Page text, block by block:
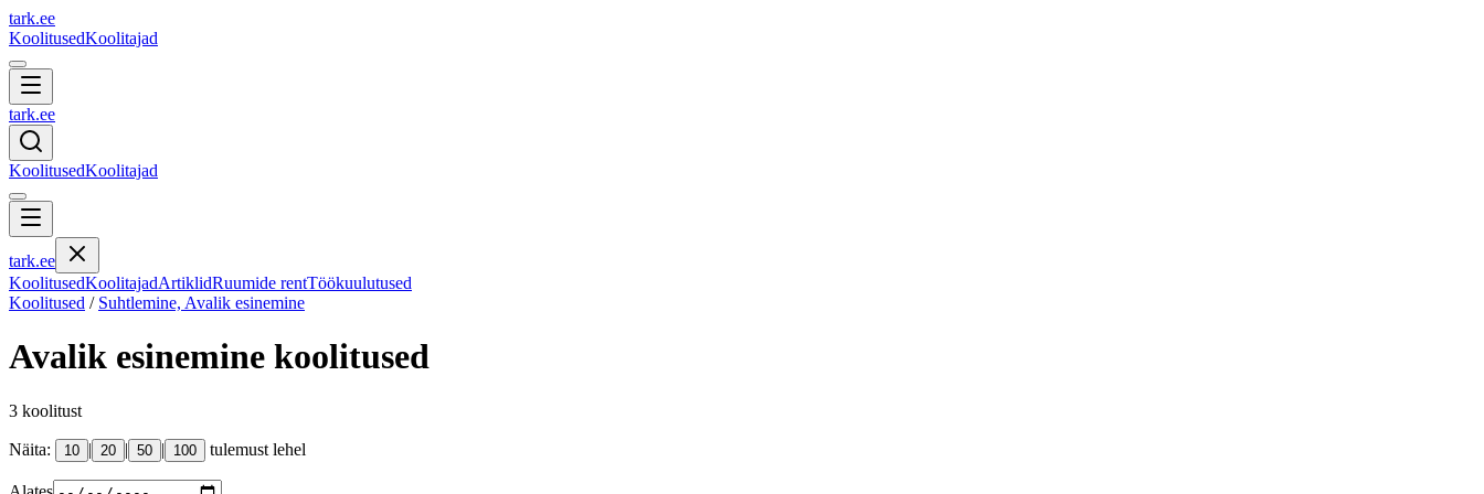
tark.ee
KoolitusedKoolitajad
tark.ee
KoolitusedKoolitajad
tark.ee
KoolitusedKoolitajadArtiklidRuumide rentTöökuulutused
Koolitused / Suhtlemine, Avalik esinemine
Avalik esinemine koolitused
3 koolitust
Näita: 10 | 20 | 50 | 100 tulemust lehel